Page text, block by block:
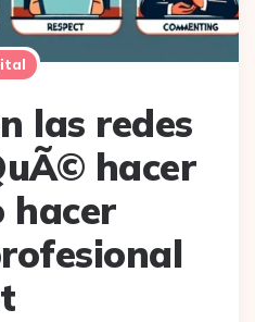
las redes
hacer
hacer